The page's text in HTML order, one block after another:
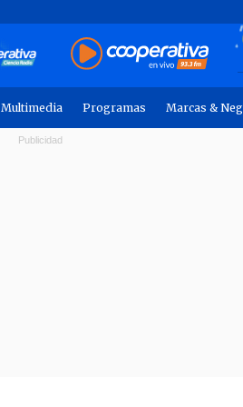
Multimedia Programas Marcas &